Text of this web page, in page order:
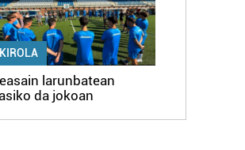
KIROLA
larunbatean
da jokoan